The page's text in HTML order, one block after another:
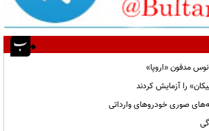
مدفون «اروپا»
را آزمایش کردند
صوری خودروهای وارداتی